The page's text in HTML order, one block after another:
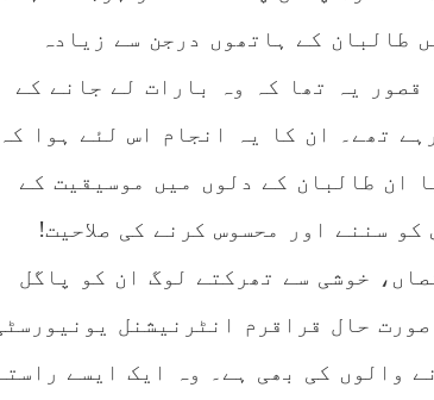
طالبان کے ہاتھوں درجن سے زیادہ
قصور یہ تھا کہ وہ بارات لے جانے کے
تھے۔ ان کا یہ انجام اس لئے ہوا
ان طالبان کے دلوں میں موسیقیت کے
سننے اور محسوس کرنے کی صلاحیت!
خوشی سے تھرکتے لوگ ان کو پاگل
حال قراقرم انٹرنیشنل
والوں کی بھی ہے۔ وہ ایک ایسے